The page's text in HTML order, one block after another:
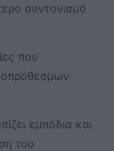
συντονισμό
που
εμπόδια και
του